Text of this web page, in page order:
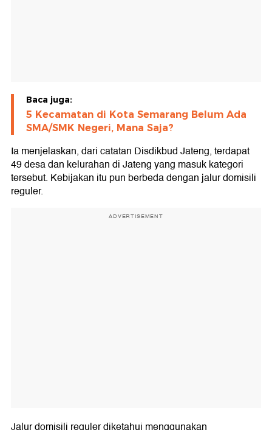
Baca juga:
5 Kecamatan di Kota Semarang Belum Ada
SMA/SMK Negeri, Mana Saja?
Ia menjelaskan, dari catatan Disdikbud Jateng, terdapat
49 desa dan kelurahan di Jateng yang masuk kategori
tersebut. Kebijakan itu pun berbeda dengan jalur domisili
reguler.
ADVERTISEMENT